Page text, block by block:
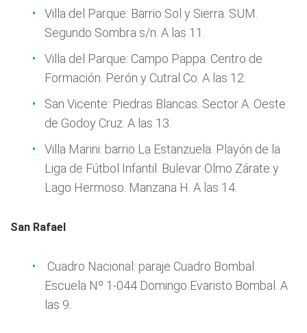
Villa del Parque: Barrio Sol y Sierra. SUM.
Segundo Sombra s/n. A las 11.
Villa del Parque: Campo Pappa. Centro de
Formación. Perón y Cutral Co. A las 12.
San Vicente: Piedras Blancas. Sector A. Oeste
de Godoy Cruz. A las 13.
Villa Marini: barrio La Estanzuela. Playón de la
Liga de Fútbol Infantil. Bulevar Olmo Zárate y
Lago Hermoso. Manzana H. A las 14.
San Rafael
Cuadro Nacional: paraje Cuadro Bombal.
Escuela Nº 1-044 Domingo Evaristo Bombal. A
las 9.